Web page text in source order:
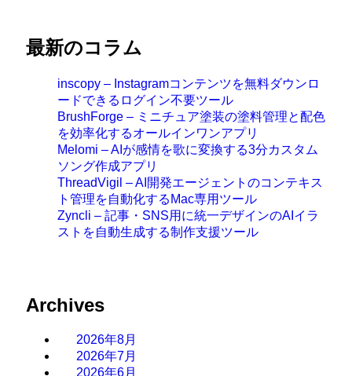
最新のコラム
inscopy – Instagramコンテンツを無料ダウンロ
ードできるログイン不要ツール
BrushForge – ミニチュア塗装の塗料管理と配色
を効率化するオールインワンアプリ
Melomi – AIが感情を歌に変換する3分カスタム
ソング作成アプリ
ThreadVigil – AI開発エージェントのコンテキス
ト管理を自動化するMac専用ツール
Zyncli – 記事・SNS用に統一デザインのAIイラ
ストを自動生成する制作支援ツール
Archives
2026年8月
2026年7月
2026年6月